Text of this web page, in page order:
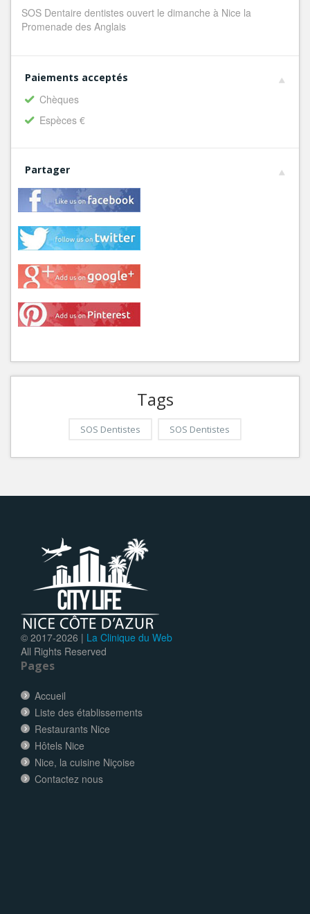
SOS Dentaire dentistes ouvert le dimanche à Nice la
Promenade des Anglais
Paiements acceptés
Chèques
Espèces €
Partager
Tags
SOS Dentistes SOS Dentistes
© 2017-2026 | La Clinique du Web
All Rights Reserved
Pages
Accueil
Liste des établissements
Restaurants Nice
Hôtels Nice
Nice, la cuisine Niçoise
Contactez nous